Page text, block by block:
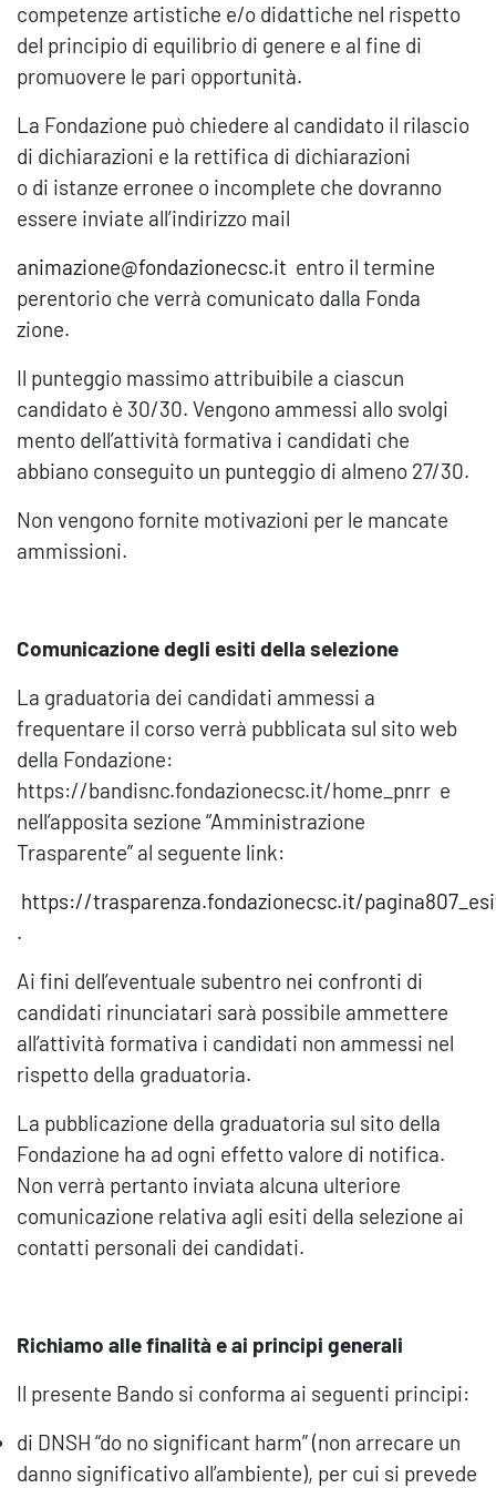
competenze artistiche e/o didattiche nel rispetto
del principio di equilibrio di genere e al fine di
promuovere le pari opportunità.
La Fondazione può chiedere al candidato il rilascio
di dichiarazioni e la rettifica di dichiarazioni
o di istanze erronee o incomplete che dovranno
essere inviate all’indirizzo mail
animazione@fondazionecsc.it entro il termine
perentorio che verrà comunicato dalla Fonda
zione.
Il punteggio massimo attribuibile a ciascun
candidato è 30/30. Vengono ammessi allo svolgi
mento dell’attività formativa i candidati che
abbiano conseguito un punteggio di almeno 27/30.
Non vengono fornite motivazioni per le mancate
ammissioni.
Comunicazione degli esiti della selezione
La graduatoria dei candidati ammessi a
frequentare il corso verrà pubblicata sul sito web
della Fondazione:
https://bandisnc.fondazionecsc.it/home_pnrr e
nell’apposita sezione “Amministrazione
Trasparente” al seguente link:
https://trasparenza.fondazionecsc.it/
.
Ai fini dell’eventuale subentro nei confronti di
candidati rinunciatari sarà possibile ammettere
all’attività formativa i candidati non ammessi nel
rispetto della graduatoria.
La pubblicazione della graduatoria sul sito della
Fondazione ha ad ogni effetto valore di notifica.
Non verrà pertanto inviata alcuna ulteriore
comunicazione relativa agli esiti della selezione ai
contatti personali dei candidati.
Richiamo alle finalità e ai principi generali
Il presente Bando si conforma ai seguenti principi:
di DNSH “do no significant harm” (non arrecare un
danno significativo all’ambiente), per cui si prevede